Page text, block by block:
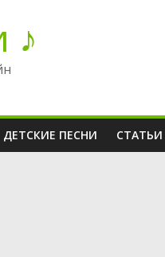
♪
ДЕТСКИЕ ПЕСНИ СТАТЬИ